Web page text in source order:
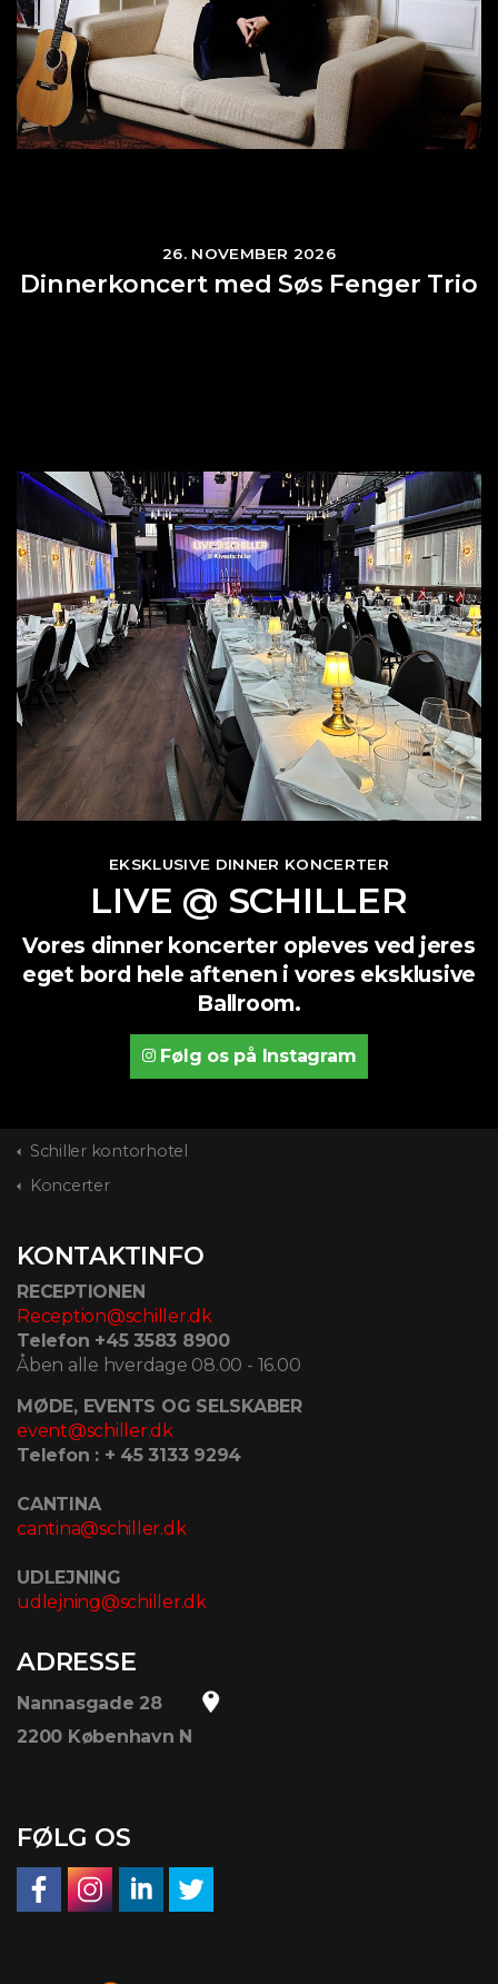
26. NOVEMBER 2026
Dinnerkoncert med Søs Fenger Trio
EKSKLUSIVE DINNER KONCERTER
LIVE @ SCHILLER
Vores dinner koncerter opleves ved jeres
eget bord hele aftenen i vores eksklusive
Ballroom.
Følg os på Instagram
Schiller kontorhotel
Koncerter
KONTAKTINFO
RECEPTIONEN
Reception@schiller.dk
Telefon +45 3583 8900
Åben alle hverdage 08.00 - 16.00
MØDE, EVENTS OG SELSKABER
event@schiller.dk
Telefon : + 45 3133 9294
CANTINA
cantina@schiller.dk
UDLEJNING
udlejning@schiller.dk
ADRESSE
Nannasgade 28
2200 København N
FØLG OS